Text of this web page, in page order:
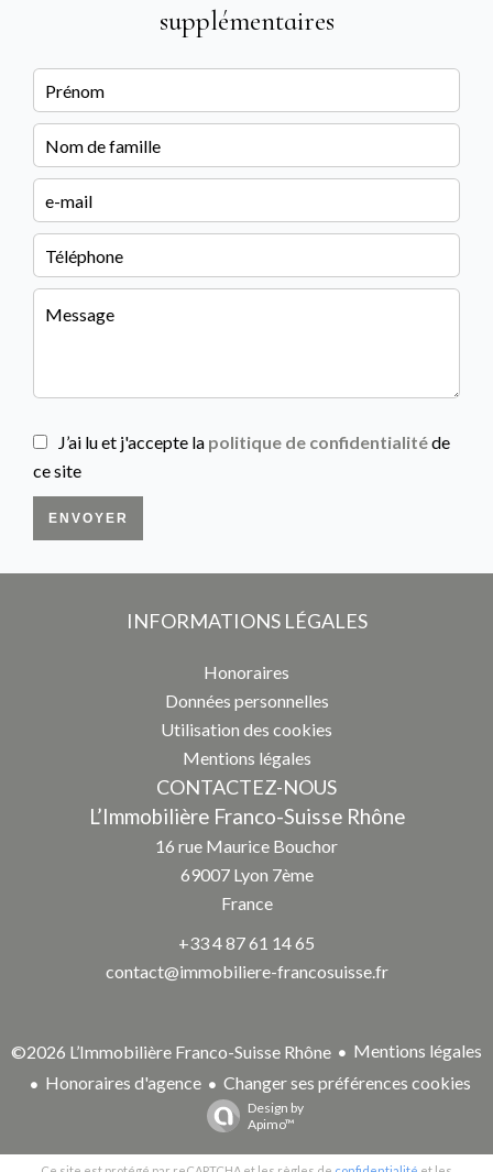
supplémentaires
J’ai lu et j'accepte la politique de confidentialitéde
ce site
ENVOYER
INFORMATIONS LÉGALES
Honoraires
Données personnelles
Utilisation des cookies
Mentions légales
CONTACTEZ-NOUS
L’Immobilière Franco-Suisse Rhône
16 rue Maurice Bouchor
69007Lyon 7ème
France
+33 4 87 61 14 65
contact@immobiliere-francosuisse.fr
©2026 L’Immobilière Franco-Suisse Rhône
Mentions légales
Honoraires d'agence
Changer ses préférences cookies
Design by
Apimo™